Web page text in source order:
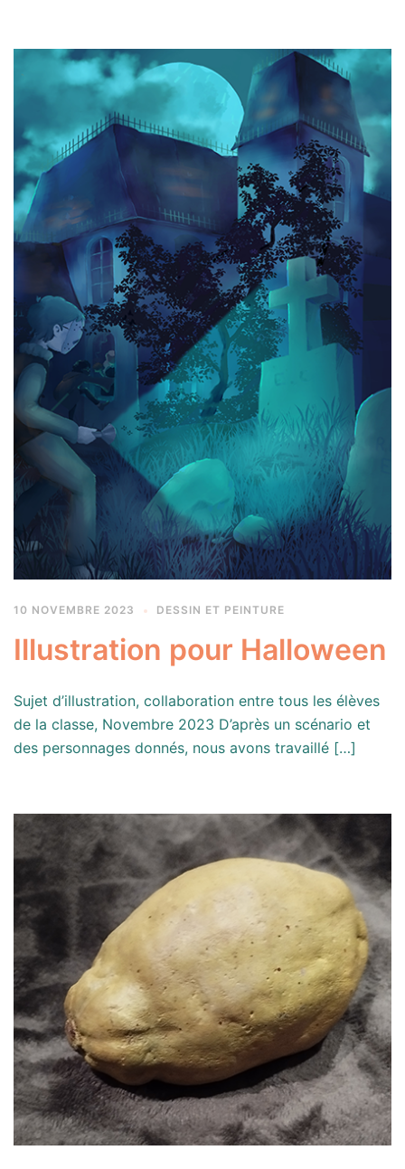
10 NOVEMBRE 2023 DESSIN ET PEINTURE
Illustration pour Halloween
Sujet d’illustration, collaboration entre tous les élèves
de la classe, Novembre 2023 D’après un scénario et
des personnages donnés, nous avons travaillé […]